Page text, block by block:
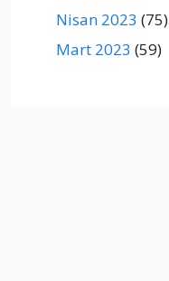
Nisan 2023 (75)
Mart 2023 (59)